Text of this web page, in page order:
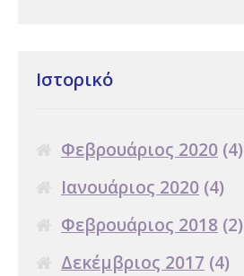
Ιστορικό
Φεβρουάριος 2020 (4)
Ιανουάριος 2020 (4)
Φεβρουάριος 2018 (2)
Δεκέμβριος 2017 (4)